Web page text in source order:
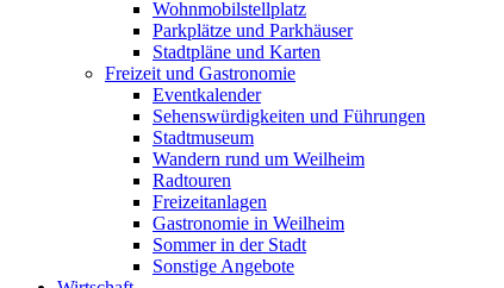
Wohnmobilstellplatz
Parkplätze und Parkhäuser
Stadtpläne und Karten
Freizeit und Gastronomie
Eventkalender
Sehenswürdigkeiten und Führungen
Stadtmuseum
Wandern rund um Weilheim
Radtouren
Freizeitanlagen
Gastronomie in Weilheim
Sommer in der Stadt
Sonstige Angebote